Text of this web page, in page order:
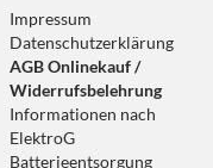
Impressum
Datenschutzerklärung
AGB Onlinekauf /
Widerrufsbelehrung
Informationen nach
ElektroG
Batterieentsorgung